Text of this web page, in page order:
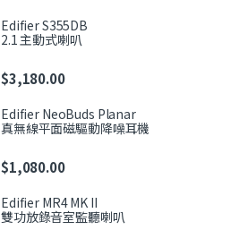
Edifier S355DB
2.1 主動式喇叭
$3,180.00
Edifier NeoBuds Planar
真無線平面磁驅動降噪耳機
$1,080.00
Edifier MR4 MK II
雙功放錄音室監聽喇叭